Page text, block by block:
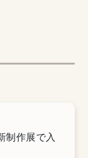
制作展で入